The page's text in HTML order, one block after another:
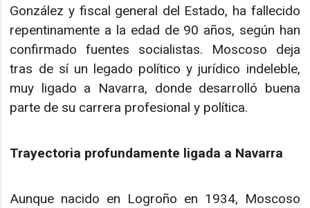
González y fiscal general del Estado, ha fallecido
repentinamente a la edad de 90 años, según han
confirmado fuentes socialistas. Moscoso deja
tras de sí un legado político y jurídico indeleble,
muy ligado a Navarra, donde desarrolló buena
parte de su carrera profesional y política.
Trayectoria profundamente ligada a Navarra
Aunque nacido en Logroño en 1934, Moscoso